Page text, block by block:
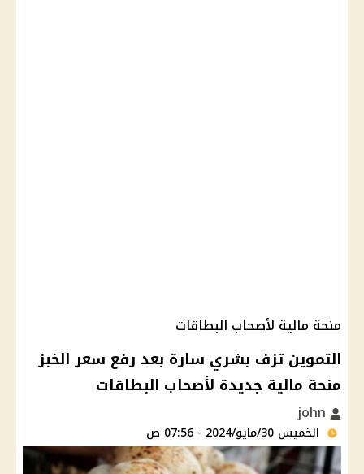
منحة مالية لأصحاب البطاقات
التموين تزف بشري سارة بعد رفع سعر الخبز
منحة مالية جديدة لأصحاب البطاقات
الخميس 30/مايو/2024 - 07:56 ص